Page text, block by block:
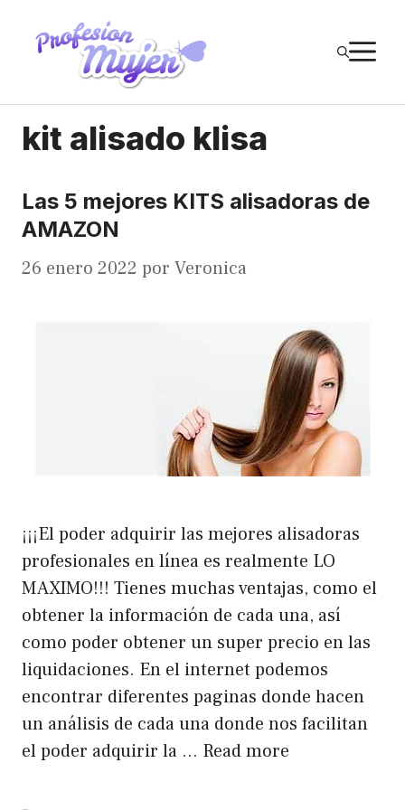
kit alisado klisa
Las 5 mejores KITS alisadoras de
AMAZON
26 enero 2022 por Veronica
¡¡¡El poder adquirir las mejores alisadoras
profesionales en línea es realmente LO
MAXIMO!!! Tienes muchas ventajas, como el
obtener la información de cada una, así
como poder obtener un super precio en las
liquidaciones. En el internet podemos
encontrar diferentes paginas donde hacen
un análisis de cada una donde nos facilitan
el poder adquirir la … Read more